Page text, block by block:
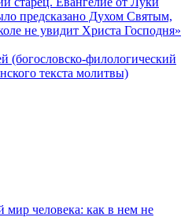
предсказано Духом Святым,
не увидит Христа Господня»
(богословско-филологический
текста молитвы)
мир человека: как в нем не